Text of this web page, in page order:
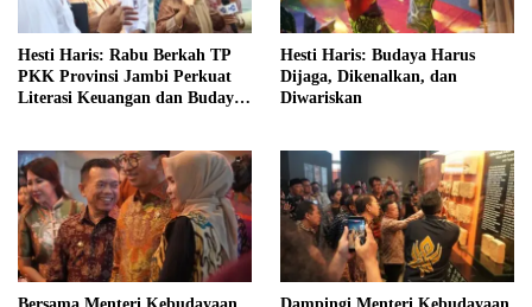
Hesti Haris: Rabu Berkah TP
PKK Provinsi Jambi Perkuat
Literasi Keuangan dan Budaya
Hesti Haris: Budaya Harus
Dijaga, Dikenalkan, dan
Diwariskan